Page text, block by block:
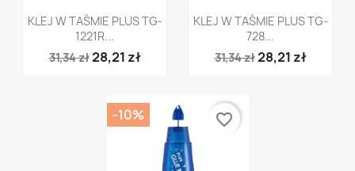
Szybki podgląd
KLEJ W TAŚMIE PLUS TG-
1221R...
31,34 zł28,21 zł
Szybki podgląd
KLEJ W TAŚMIE PLUS TG-
728...
31,34 zł28,21 zł
-10% favorite_border